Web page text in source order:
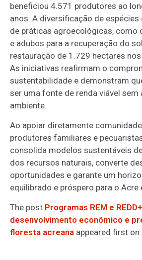
beneficiou 4.571 produtores ao
anos. A diversificação de espécies
de práticas agroecológicas, como
e adubos para a recuperação do
restauração de 1.729 hectares
As iniciativas reafirmam o
sustentabilidade e demonstram
ser uma fonte de renda viável sem
ambiente.
Ao apoiar diretamente
produtores familiares e
consolida modelos sustentáveis
dos recursos naturais, converte
oportunidades e garante um
equilibrado e próspero para o Acre
The post Programas REM e
desenvolvimento econômico e
floresta acreana appeared first on